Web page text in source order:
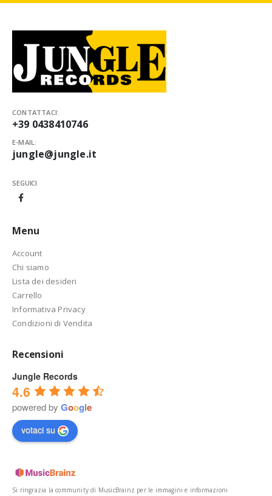
CONTATTACI:
+39 0438410746
E-MAIL:
jungle@jungle.it
SEGUICI
Menu
Account
Chi siamo
Lista dei desideri
Carrello
Informativa Privacy
Condizioni di Vendita
Recensioni
Jungle Records
4.6
powered by Google
votaci su
Si ringrazia la community di MusicBrainz per le immagini e informazioni